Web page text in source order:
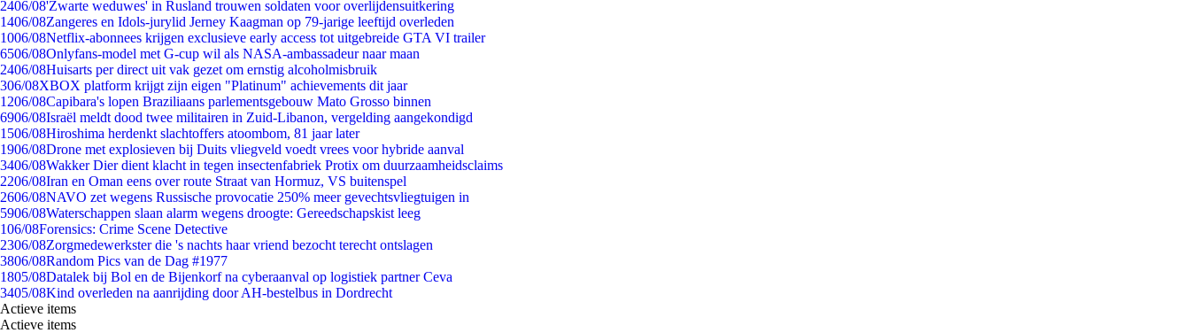
2406/08'Zwarte weduwes' in Rusland trouwen soldaten voor overlijdensuitkering
1406/08Zangeres en Idols-jurylid Jerney Kaagman op 79-jarige leeftijd overleden
1006/08Netflix-abonnees krijgen exclusieve early access tot uitgebreide GTA VI trailer
6506/08Onlyfans-model met G-cup wil als NASA-ambassadeur naar maan
2406/08Huisarts per direct uit vak gezet om ernstig alcoholmisbruik
306/08XBOX platform krijgt zijn eigen "Platinum" achievements dit jaar
1206/08Capibara's lopen Braziliaans parlementsgebouw Mato Grosso binnen
6906/08Israël meldt dood twee militairen in Zuid-Libanon, vergelding aangekondigd
1506/08Hiroshima herdenkt slachtoffers atoombom, 81 jaar later
1906/08Drone met explosieven bij Duits vliegveld voedt vrees voor hybride aanval
3406/08Wakker Dier dient klacht in tegen insectenfabriek Protix om duurzaamheidsclaims
2206/08Iran en Oman eens over route Straat van Hormuz, VS buitenspel
2606/08NAVO zet wegens Russische provocatie 250% meer gevechtsvliegtuigen in
5906/08Waterschappen slaan alarm wegens droogte: Gereedschapskist leeg
106/08Forensics: Crime Scene Detective
2306/08Zorgmedewerkster die 's nachts haar vriend bezocht terecht ontslagen
3806/08Random Pics van de Dag #1977
1805/08Datalek bij Bol en de Bijenkorf na cyberaanval op logistiek partner Ceva
3405/08Kind overleden na aanrijding door AH-bestelbus in Dordrecht
Actieve items
Actieve items